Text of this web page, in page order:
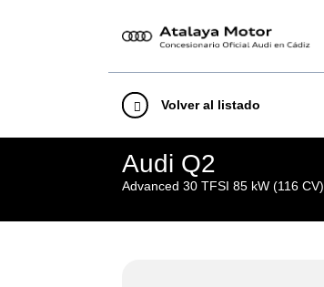
Volver al listado
Audi Q2
Advanced 30 TFSI 85 kW (116 CV)